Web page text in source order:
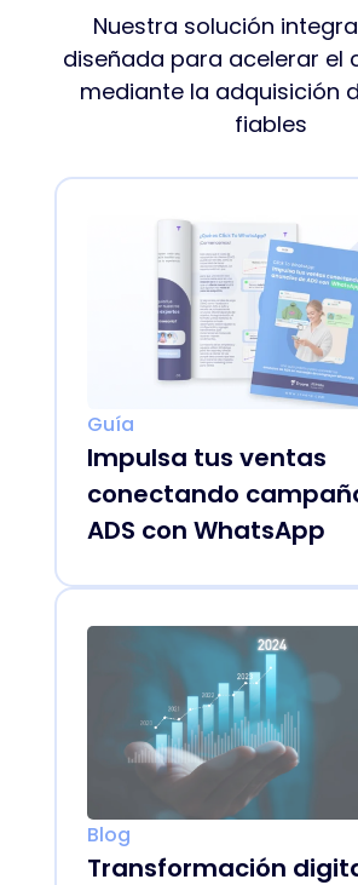
Nuestra solución
diseñada para acelerar el
mediante la adquisición
fiables
Guía
Impulsa tus ventas
conectando
ADS con WhatsApp
Blog
Transformación